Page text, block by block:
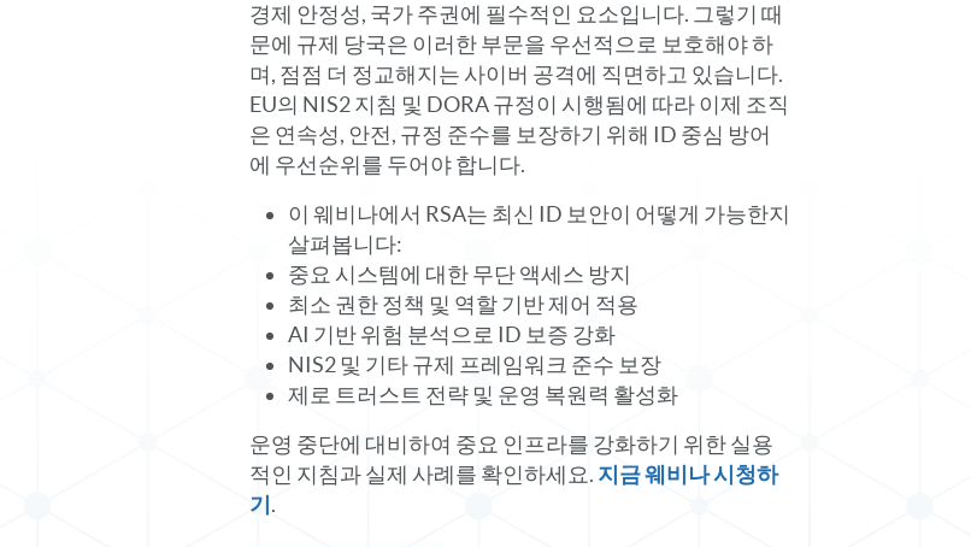
경제 안정성, 국가 주권에 필수적인 요소입니다. 그렇기 때
문에 규제 당국은 이러한 부문을 우선적으로 보호해야 하
며, 점점 더 정교해지는 사이버 공격에 직면하고 있습니다.
EU의 NIS2 지침 및 DORA 규정이 시행됨에 따라 이제 조직
은 연속성, 안전, 규정 준수를 보장하기 위해 ID 중심 방어
에 우선순위를 두어야 합니다.
이 웨비나에서 RSA는 최신 ID 보안이 어떻게 가능한지
살펴봅니다:
중요 시스템에 대한 무단 액세스 방지
최소 권한 정책 및 역할 기반 제어 적용
AI 기반 위험 분석으로 ID 보증 강화
NIS2 및 기타 규제 프레임워크 준수 보장
제로 트러스트 전략 및 운영 복원력 활성화
운영 중단에 대비하여 중요 인프라를 강화하기 위한 실용
적인 지침과 실제 사례를 확인하세요. 지금 웨비나 시청하
기 .